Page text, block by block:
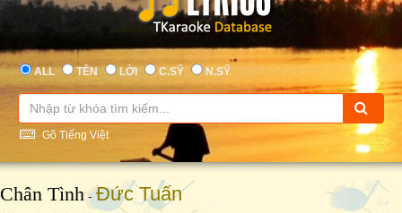
ALL TÊN LỜI C.SỸ N.SỸ
Gõ Tiếng Việt
Chân Tình- Đức Tuấn